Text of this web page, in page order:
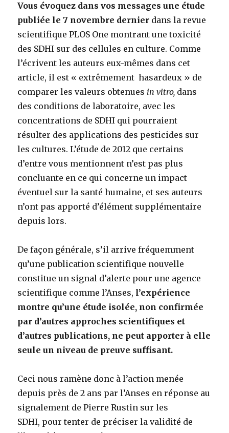
Vous évoquez dans vos messages une étude
publiée le 7 novembre dernier dans la revue
scientifique PLOS One montrant une toxicité
des SDHI sur des cellules en culture. Comme
l’écrivent les auteurs eux-mêmes dans cet
article, il est « extrêmement hasardeux » de
comparer les valeurs obtenues in vitro, dans
des conditions de laboratoire, avec les
concentrations de SDHI qui pourraient
résulter des applications des pesticides sur
les cultures. L’étude de 2012 que certains
d’entre vous mentionnent n’est pas plus
concluante en ce qui concerne un impact
éventuel sur la santé humaine, et ses auteurs
n’ont pas apporté d’élément supplémentaire
depuis lors.
De façon générale, s’il arrive fréquemment
qu’une publication scientifique nouvelle
constitue un signal d’alerte pour une agence
scientifique comme l’Anses, l’expérience
montre qu’une étude isolée, non confirmée
par d’autres approches scientifiques et
d’autres publications, ne peut apporter à elle
seule un niveau de preuve suffisant.
Ceci nous ramène donc à l’action menée
depuis près de 2 ans par l’Anses en réponse au
signalement de Pierre Rustin sur les
SDHI, pour tenter de préciser la validité de